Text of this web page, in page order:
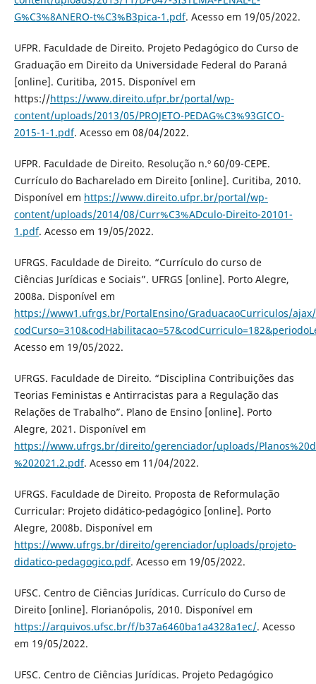
G%C3%8ANERO-t%C3%B3pica-1.pdf. Acesso em 19/05/2022.
UFPR. Faculdade de Direito. Projeto Pedagógico do Curso de
Graduação em Direito da Universidade Federal do Paraná
[online]. Curitiba, 2015. Disponível em
https://https://www.direito.ufpr.br/portal/wp-
content/uploads/2013/05/PROJETO-PEDAG%C3%93GICO-
2015-1-1.pdf. Acesso em 08/04/2022.
UFPR. Faculdade de Direito. Resolução n.º 60/09-CEPE.
Currículo do Bacharelado em Direito [online]. Curitiba, 2010.
Disponível em https://www.direito.ufpr.br/portal/wp-
content/uploads/2014/08/Curr%C3%ADculo-Direito-20101-
1.pdf. Acesso em 19/05/2022.
UFRGS. Faculdade de Direito. “Currículo do curso de
Ciências Jurídicas e Sociais”. UFRGS [online]. Porto Alegre,
2008a. Disponível em
https://www1.ufrgs.br/PortalEnsino/GraduacaoCurriculos/
Acesso em 19/05/2022.
UFRGS. Faculdade de Direito. “Disciplina Contribuições das
Teorias Feministas e Antirracistas para a Regulação das
Relações de Trabalho”. Plano de Ensino [online]. Porto
Alegre, 2021. Disponível em
https://www.ufrgs.br/direito/gerenciador/uploads/
%202021.2.pdf. Acesso em 11/04/2022.
UFRGS. Faculdade de Direito. Proposta de Reformulação
Curricular: Projeto didático-pedagógico [online]. Porto
Alegre, 2008b. Disponível em
https://www.ufrgs.br/direito/gerenciador/uploads/projeto-
didatico-pedagogico.pdf. Acesso em 19/05/2022.
UFSC. Centro de Ciências Jurídicas. Currículo do Curso de
Direito [online]. Florianópolis, 2010. Disponível em
https://arquivos.ufsc.br/f/b37a6460ba1a4328a1ec/. Acesso
em 19/05/2022.
UFSC. Centro de Ciências Jurídicas. Projeto Pedagógico